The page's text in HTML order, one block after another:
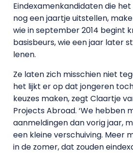
Eindexamenkandidaten die
nog een jaartje uitstellen,
wie in september 2014 begint
basisbeurs, wie een jaar later
lenen.
Ze laten zich misschien niet
het lijkt er op dat jongeren
keuzes maken, zegt Claartje
Projects Abroad. ‘We hebben
aanmeldingen dan vorig jaar,
een kleine verschuiving. Meer
in de zomer, dat zouden